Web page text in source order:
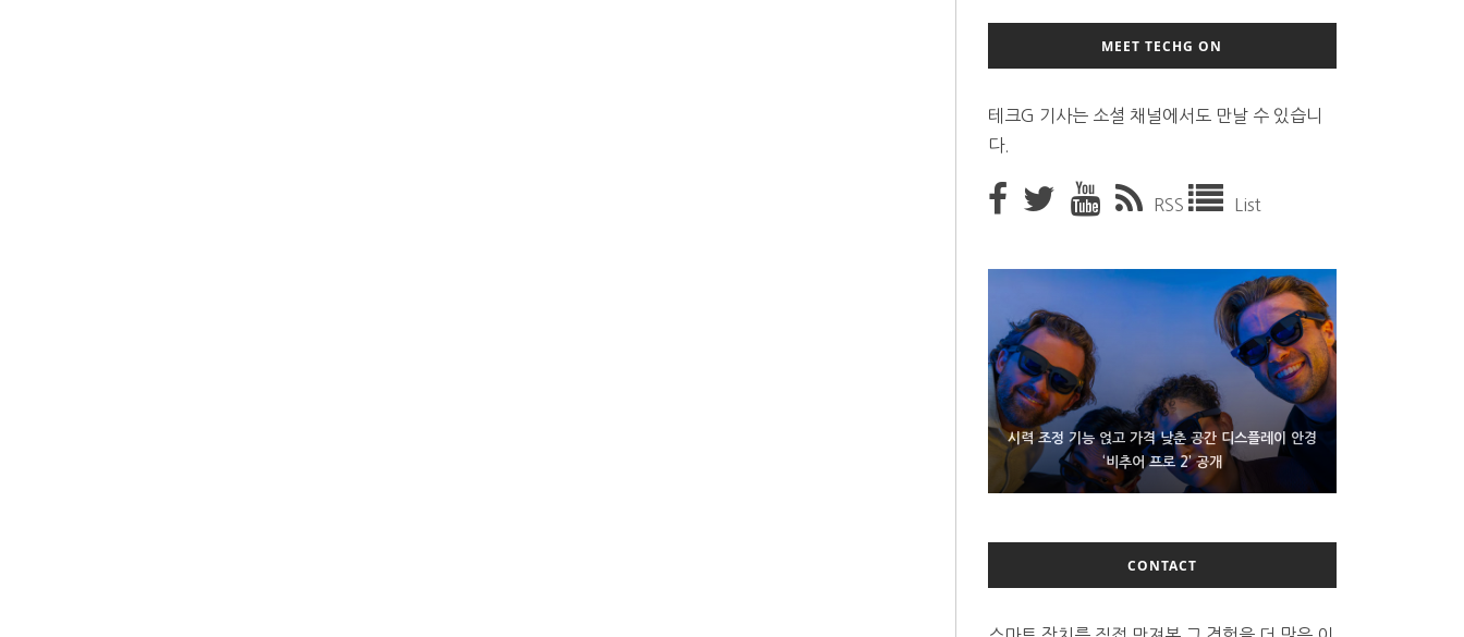
MEET TECHG ON
테크G 기사는 소셜 채널에서도 만날 수 있습니
다.
RSS List
시력 조정 기능 얹고 가격 낮춘 공간 디스플레이 안경
‘비추어 프로 2’ 공개
D램 부족에 10억달러어치 아이폰18 프로세서 패키징
대기 중
300~400달러 반지형 스피커 준비하는 오픈AI
CONTACT